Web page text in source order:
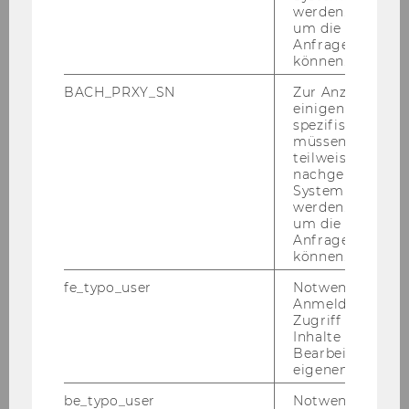
Univ.Prof. Dr. Sebastian Kummer
Wr. AW-Kongress 2007
o.Univ.Prof. Dr. Gerhard Vogel
Kapazitätsmanagement für die
o.Univ.Prof. Dr. Alfred Taudes
o. Univ.Prof. Dr. Chris­toph Ba­delt, Rek­tor
Mitteilungsblatt vom 2. Mai 2007, 35. Stück
Festlegung der Prüfungsarten der Kurse der
werden.
um die Antwort
Anfrage
können.
BACH_PRXY_SN
Zur Anzeige von
einigen WU-
spezifischen
müssen
teilweise von
nachgelagerten
System
werden.
um die Antwort
Anfrage
können.
fe_typo_user
Notwendig für
Anmeldung und
Zugriff auf
Inhalte oder zur
Bearbeitung des
eigenen Profils.
be_typo_user
Notwendig für